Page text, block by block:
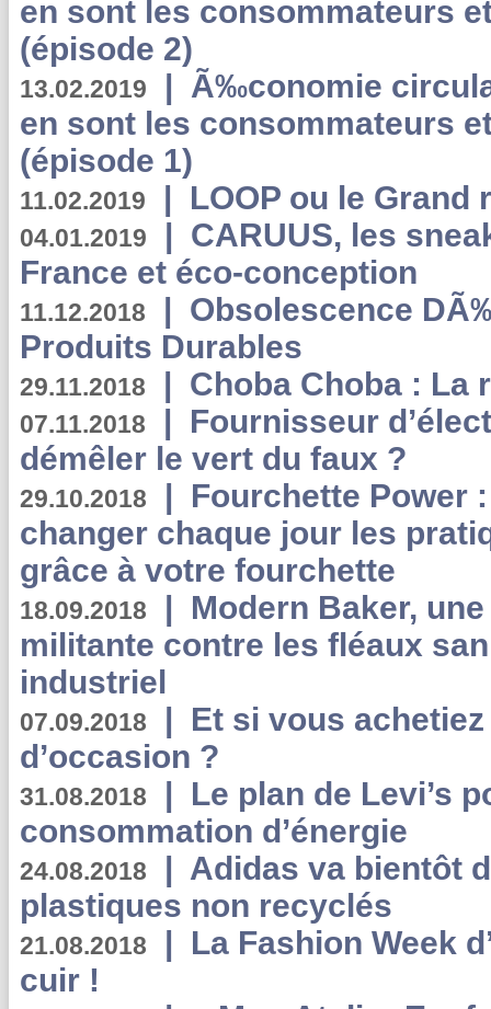
en sont les consommateurs
(épisode 2)
13.02.2019 | Ã‰conomie
en sont les consommateurs
(épisode 1)
11.02.2019 | LOOP ou le Grand
04.01.2019 | CARUUS, les
France et éco-conception
11.12.2018 | Obsolescence
Produits Durables
29.11.2018 | Choba Choba : La
07.11.2018 | Fournisseur
démêler le vert du faux ?
29.10.2018 | Fourchette Power
changer chaque jour les
grâce à votre fourchette
18.09.2018 | Modern Baker,
militante contre les fléaux
industriel
07.09.2018 | Et si vous
d’occasion ?
31.08.2018 | Le plan de Levi’s
consommation d’énergie
24.08.2018 | Adidas va bientôt
plastiques non recyclés
21.08.2018 | La Fashion Week
cuir !